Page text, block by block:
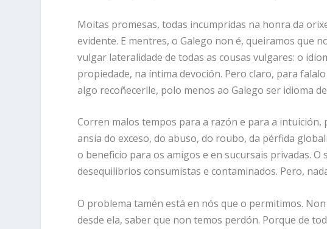
Moitas promesas, todas incumpridas na honra da
evidente. E mentres, o Galego non é, queiramos que
vulgar lateralidade de todas as cousas vulgares: o
propiedade, na íntima devoción. Pero claro, para
algo recoñecerlle, polo menos ao Galego ser idioma
Corren malos tempos para a razón e para a
ansia do exceso, do abuso, do roubo, da pérfida
o beneficio para os amigos e en sucursais privadas.
desequilibrios consumistas e contaminados. Pero,
O problema tamén está en nós que o permitimos.
desde ela, saber que non temos perdón. Porque de